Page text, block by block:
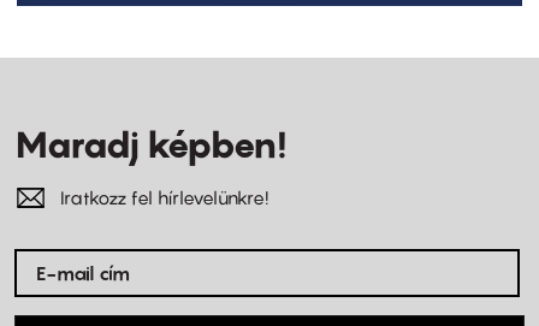
Maradj képben!
Iratkozz fel hírlevelünkre!